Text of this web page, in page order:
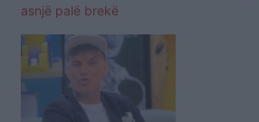
asnjë palë brekë